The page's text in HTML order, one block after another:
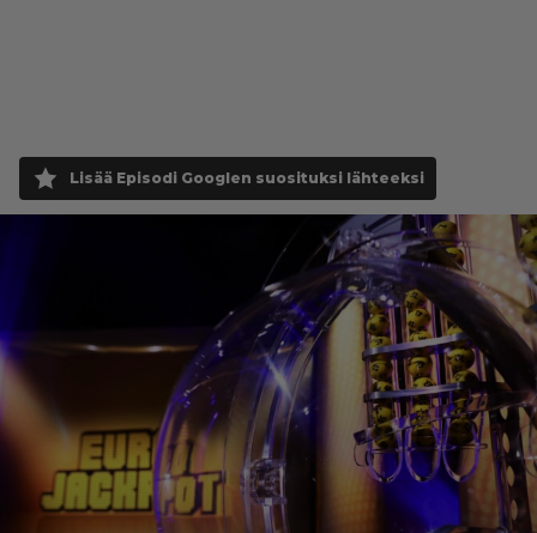
Lisää Episodi Googlen suosituksi lähteeksi